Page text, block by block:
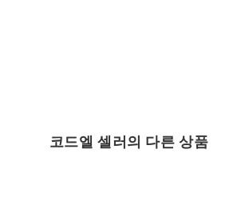
코드엘 셀러의 다른 상품